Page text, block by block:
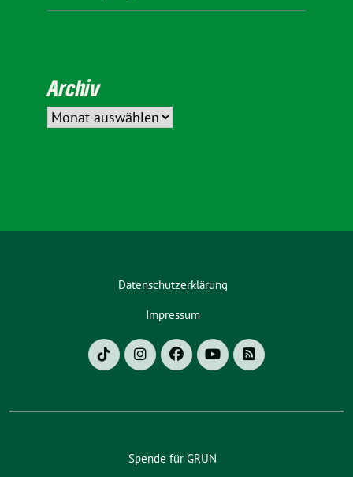
Archiv
Datenschutzerklärung
Impressum
Spende für GRÜN